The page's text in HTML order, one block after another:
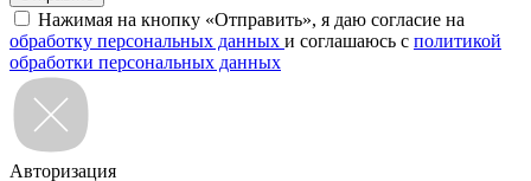
Нажимая на кнопку «Отправить», я даю согласие на
обработку персональных данных и соглашаюсь с политикой
обработки персональных данных
Авторизация